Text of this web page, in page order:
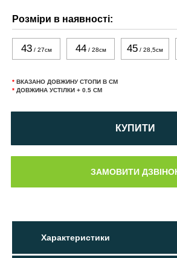
Розміри в наявності:
43/ 27см 44/ 28см 45 / 28,5см
* ВКАЗАНО ДОВЖИНУ СТОПИ В СМ
* ДОВЖИНА УСТІЛКИ + 0.5 СМ
КУПИТИ
Характеристики